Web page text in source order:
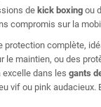
de kick boxingou
compromis sur la
complète,
maintien, ou des
excelle dans les gants
vif ou pink audacieux.